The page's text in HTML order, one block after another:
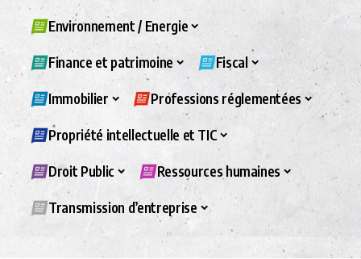
Environnement / Energie
Finance et patrimoine Fiscal
Immobilier Professions réglementées
Propriété intellectuelle et TIC
Droit Public Ressources humaines
Transmission d’entreprise